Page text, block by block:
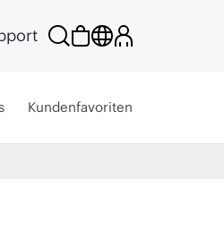
Kundenfavoriten